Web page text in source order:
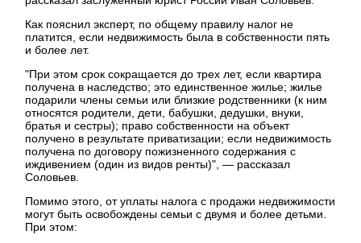
Как пояснил эксперт, по общему правилу налог не
платится, если недвижимость была в собственности пять
и более лет.
"При этом срок сокращается до трех лет, если квартира
получена в наследство; это единственное жилье; жилье
подарили члены семьи или близкие родственники (к ним
относятся родители, дети, бабушки, дедушки, внуки,
братья и сестры); право собственности на объект
получено в результате приватизации; если недвижимость
получена по договору пожизненного содержания с
иждивением (один из видов ренты)", — рассказал
Соловьев.
Помимо этого, от уплаты налога с продажи недвижимости
могут быть освобождены семьи с двумя и более детьми.
При этом: